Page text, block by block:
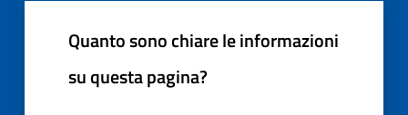
Quanto sono chiare le informazioni
su questa pagina?